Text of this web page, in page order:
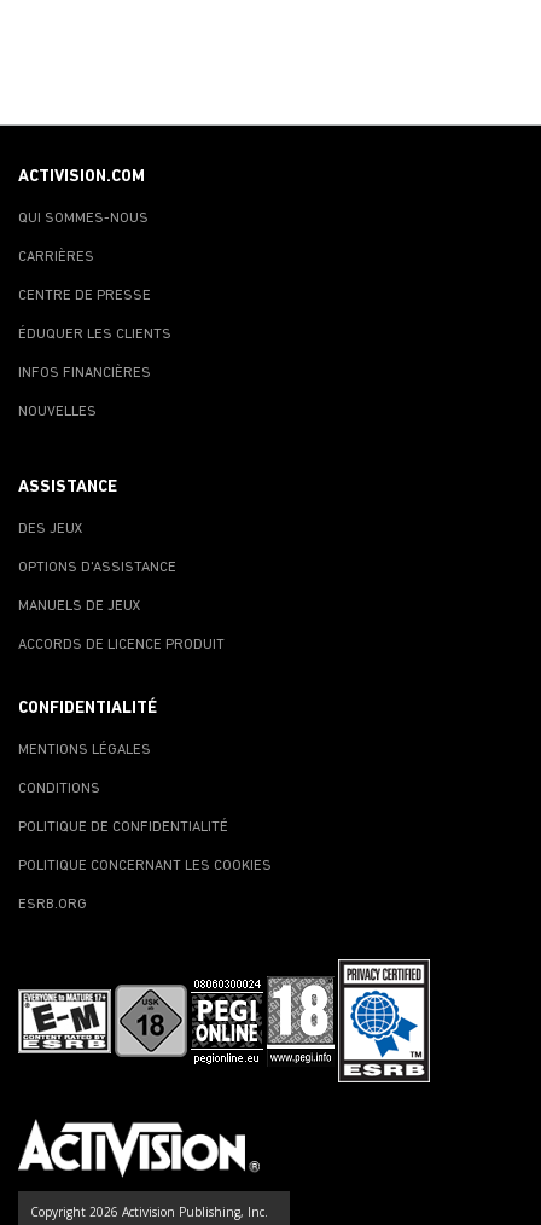
ACTIVISION.COM
QUI SOMMES-NOUS
CARRIÈRES
CENTRE DE PRESSE
ÉDUQUER LES CLIENTS
INFOS FINANCIÈRES
NOUVELLES
ASSISTANCE
DES JEUX
OPTIONS D'ASSISTANCE
MANUELS DE JEUX
ACCORDS DE LICENCE PRODUIT
CONFIDENTIALITÉ
MENTIONS LÉGALES
CONDITIONS
POLITIQUE DE CONFIDENTIALITÉ
POLITIQUE CONCERNANT LES COOKIES
ESRB.ORG
Copyright 2026 Activision Publishing, Inc.